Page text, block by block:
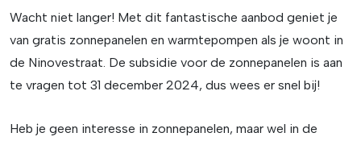
Wacht niet langer! Met dit fantastische aanbod geniet je
van gratis zonnepanelen en warmtepompen als je woont in
de Ninovestraat. De subsidie voor de zonnepanelen is aan
te vragen tot 31 december 2024, dus wees er snel bij!
Heb je geen interesse in zonnepanelen, maar wel in de